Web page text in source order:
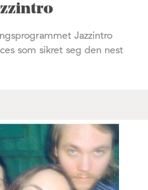
Jazzintro
som sikret seg den nest